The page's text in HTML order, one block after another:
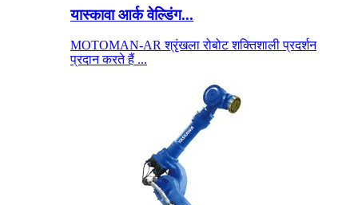
यास्कावा आर्क वेल्डिंग...
MOTOMAN-AR श्रृंखला रोबोट शक्तिशाली प्रदर्शन
प्रदान करते हैं ...